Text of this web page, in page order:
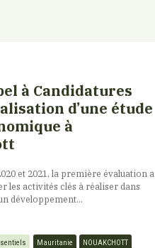
à Candidatures
d’une étude
à
et 2021, la première évaluation a
les activités clés à réaliser dans
développement...
Mauritanie NOUAKCHOTT